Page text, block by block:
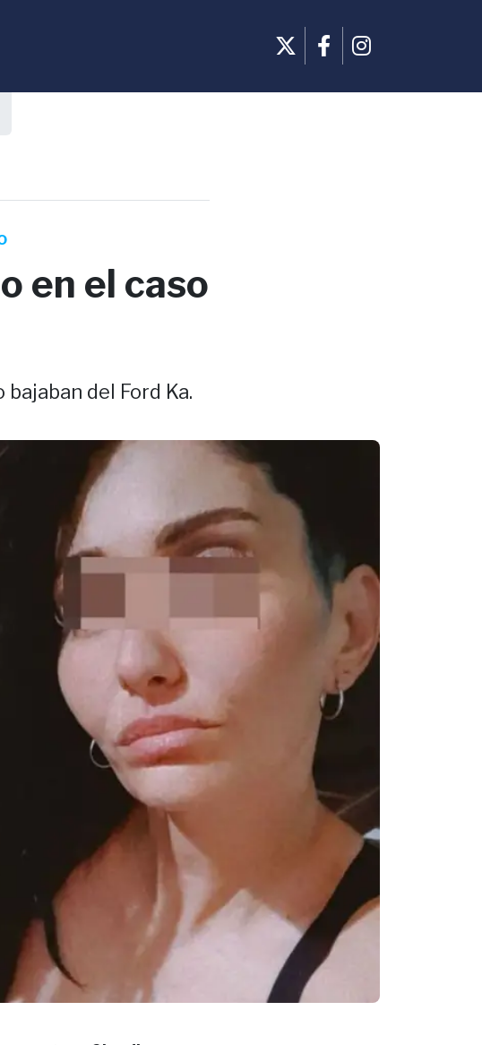
en el caso
del Ford Ka.